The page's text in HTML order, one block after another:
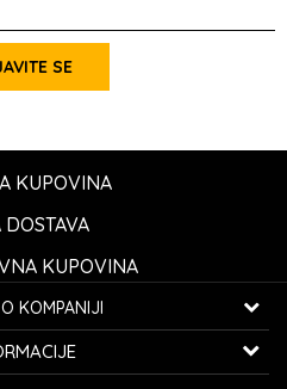
SE
KUPOVINA
KUPOVINA
KOMPANIJI
d.o.o.